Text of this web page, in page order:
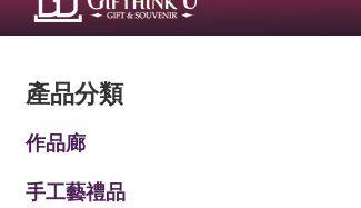
產品分類
作品廊
手工藝禮品